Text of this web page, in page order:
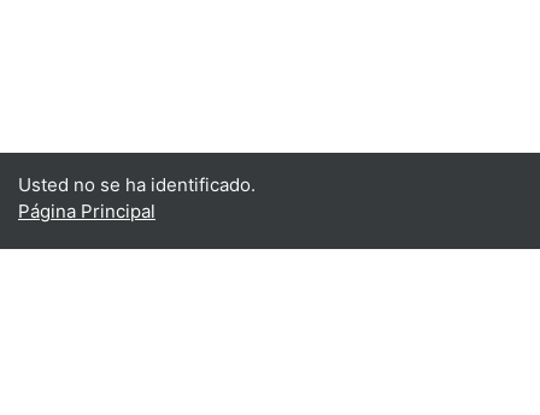
Usted no se ha identificado.
Página Principal
Español - Internacional ‎(es)‎